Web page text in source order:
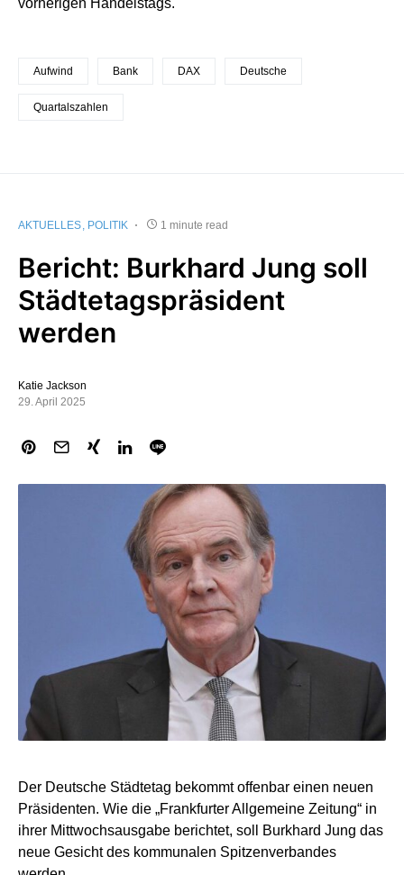
Aufwind Bank DAX Deutsche
Quartalszahlen
AKTUELLES POLITIK 1 minute read
Bericht: Burkhard Jung soll
Städtetagspräsident
werden
Katie Jackson
29. April 2025
Der Deutsche Städtetag bekommt offenbar einen neuen
Präsidenten. Wie die „Frankfurter Allgemeine Zeitung“ in
ihrer Mittwochsausgabe berichtet, soll Burkhard Jung das
neue Gesicht des kommunalen Spitzenverbandes